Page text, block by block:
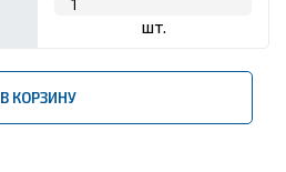
шт.
В КОРЗИНУ